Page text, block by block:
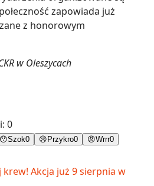
zapowiada już
z honorowym
w Oleszycach
0
😯Szok0 😢 Przykro0 😡Wrrr0